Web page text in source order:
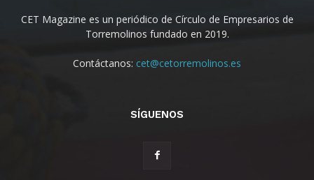
CET Magazine es un periódico de Círculo de Empresarios de
Torremolinos fundado en 2019.
Contáctanos: cet@cetorremolinos.es
SÍGUENOS